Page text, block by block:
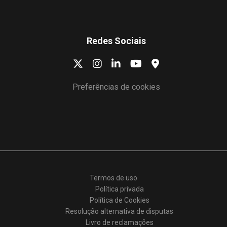
Redes Sociais
Preferências de cookies
Termos de uso
Política privada
Política de Cookies
Resolução alternativa de disputas
Livro de reclamações